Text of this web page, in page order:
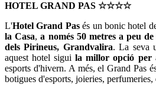
HOTEL GRAND PAS ☆☆☆☆
L'Hotel Grand Pasés un bonic hotel
la Casa,a només 50 metres a peu
dels Pirineus, Grandvalira. La seva
aquest hotel siguila millor opció per
esports d'hivern. A més, el Grand Pas
botigues d'esports, joieries, perfumeries,